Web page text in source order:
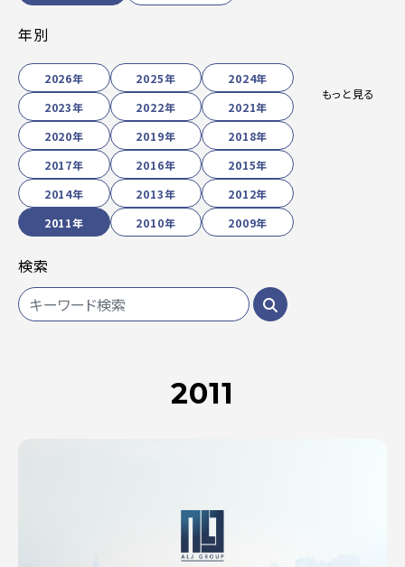
年別
2026年 2025年
2024年
2023年
2022年
2021年
2020年
2019年
2018年
2017年
2016年
2015年
2014年
2013年
2012年
2011年
2010年 2009年
もっと見る
検索
2011